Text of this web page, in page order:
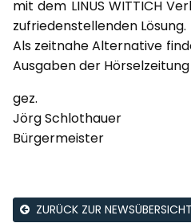
mit dem LINUS WITTICH
zufriedenstellenden Lösung.
Als zeitnahe Alternative
Ausgaben der
gez.
Jörg Schlothauer
Bürgermeister
ZURÜCK ZUR NEWSÜBERSICHT